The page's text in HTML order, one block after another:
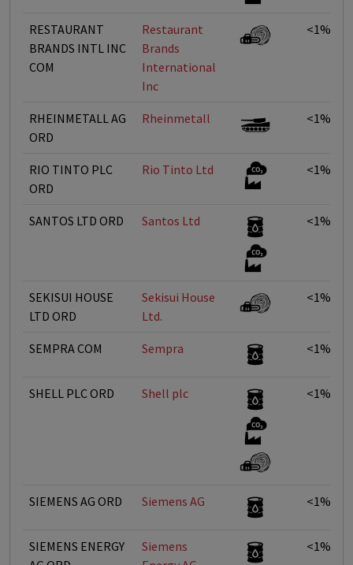
RESTAURANT
BRANDS INTL INC
COM
Restaurant
Brands
International
Inc
<1%
RHEINMETALL AG
ORD
Rheinmetall <1%
RIO TINTO PLC
ORD
Rio Tinto Ltd <1%
SANTOS LTD ORD Santos Ltd <1%
SEKISUI HOUSE
LTD ORD
Sekisui House
Ltd.
<1%
SEMPRA COM Sempra <1%
SHELL PLC ORD Shell plc <1%
SIEMENS AG ORD Siemens AG <1%
SIEMENS ENERGY
Siemens
<1%